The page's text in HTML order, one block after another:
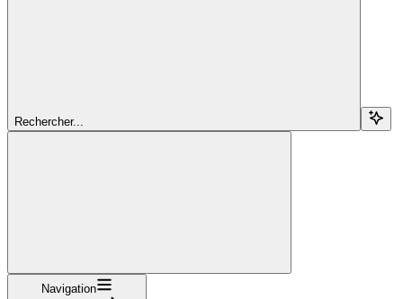
Rechercher...
Navigation